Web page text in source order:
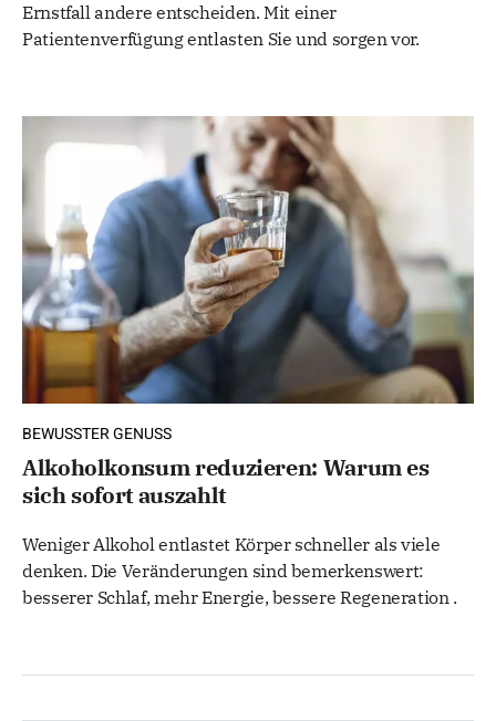
Ernstfall andere entscheiden. Mit einer
Patientenverfügung entlasten Sie und sorgen vor.
BEWUSSTER GENUSS
Alkoholkonsum reduzieren: Warum es
sich sofort auszahlt
Weniger Alkohol entlastet Körper schneller als viele
denken. Die Veränderungen sind bemerkenswert:
besserer Schlaf, mehr Energie, bessere Regeneration .